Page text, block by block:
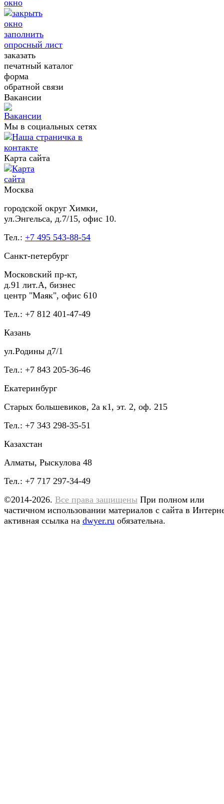
заполнить
опросный лист
заказать
печатный каталог
форма
обратной связи
Вакансии
Мы в социальных сетях
Карта сайта
Москва
городской округ Химки,
ул.Энгельса, д.7/15, офис 10.
Тел.: +7 495 543-88-54
Санкт-петербург
Московский пр-кт,
д.91 лит.А, бизнес
центр "Маяк", офис 610
Тел.: +7 812 401-47-49
Казань
ул.Родины д7/1
Тел.: +7 843 205-36-46
Екатеринбург
Старых большевиков, 2а к1, эт. 2, оф. 215
Тел.: +7 343 298-35-51
Казахстан
Алматы, Рыскулова 48
Тел.: +7 717 297-34-49
©2014-2026. Все права защищены При полном или
частичном использовании материалов с сайта в
активная ссылка на dwyer.ru обязательна.